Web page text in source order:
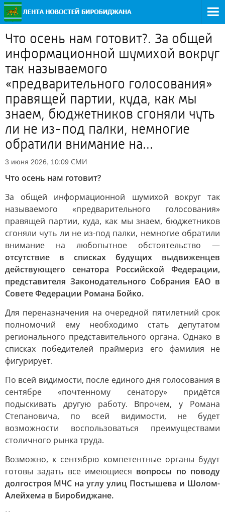
Что осень нам готовит?. За общей
информационной шумихой вокруг
так называемого
«предварительного голосования»
правящей партии, куда, как мы
знаем, бюджетников сгоняли чуть
ли не из-под палки, немногие
обратили внимание на...
3 июня 2026, 10:09 СМИ
Что осень нам готовит?
За общей информационной шумихой вокруг так
называемого «предварительного голосования»
правящей партии, куда, как мы знаем, бюджетников
сгоняли чуть ли не из-под палки, немногие обратили
внимание на любопытное обстоятельство —
отсутствие в списках будущих выдвиженцев
действующего сенатора Российской Федерации,
представителя Законодательного Собрания ЕАО в
Совете Федерации Романа Бойко.
Для переназначения на очередной пятилетний срок
полномочий ему необходимо стать депутатом
регионального представительного органа. Однако в
списках победителей праймериз его фамилия не
фигурирует.
По всей видимости, после единого дня голосования в
сентябре «почтенному сенатору» придётся
подыскивать другую работу. Впрочем, у Романа
Степановича, по всей видимости, не будет
возможности воспользоваться преимуществами
столичного рынка труда.
Возможно, к сентябрю компетентные органы будут
готовы задать все имеющиеся вопросы по поводу
долгостроя МЧС на углу улиц Постышева и Шолом-
Алейхема в Биробиджане.